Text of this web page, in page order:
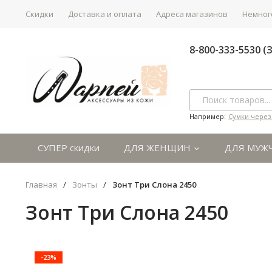
Скидки Доставка и оплата Адреса магазинов
8-800-333-5530
Например: Сумки
СУПЕР скидки ДЛЯ ЖЕНЩИН ДЛЯ
Главная / Зонты / Зонт Три Слона 2450
Зонт Три Слона 2450
-23%